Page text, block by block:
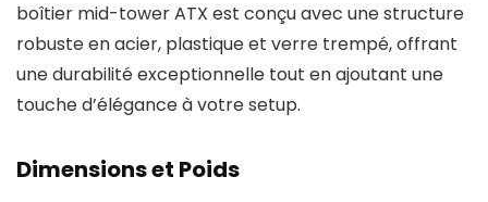
boîtier mid-tower ATX est conçu avec une structure
robuste en acier, plastique et verre trempé, offrant
une durabilité exceptionnelle tout en ajoutant une
touche d’élégance à votre setup.
Dimensions et Poids